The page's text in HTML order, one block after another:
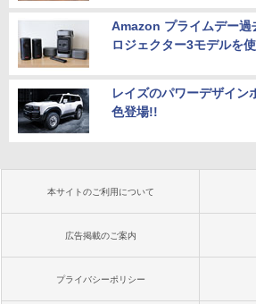
Amazon プライムデー
ロジェクター3モデルを
レイズのパワーデザイン
色登場!!
本サイトのご利用について
広告掲載のご案内
プライバシーポリシー